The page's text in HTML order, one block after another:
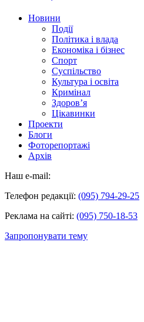
Новини
Події
Політика і влада
Економіка і бізнес
Спорт
Суспільство
Культура і освіта
Кримінал
Здоров’я
Цікавинки
Проекти
Блоги
Фоторепортажі
Архів
Наш e-mail:
Телефон редакції: (095) 794-29-25
Реклама на сайті: (095) 750-18-53
Запропонувати тему